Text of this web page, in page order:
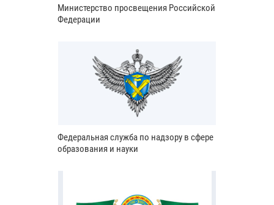
Министерство просвещения Российской
Федерации
Федеральная служба по надзору в сфере
образования и науки